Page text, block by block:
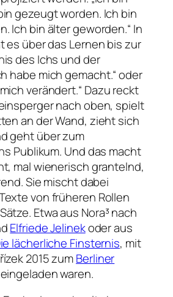
gezeugt worden. Ich bin
Ich bin älter geworden.“ In
es über das Lernen bis zur
des Ichs und der
habe mich gemacht.“oder
verändert.“ Dazu reckt
nach oben, spielt
an der Wand, zieht sich
geht über zum
Publikum. Und das macht
mal wienerisch grantelnd,
Sie mischt dabei
von früheren Rollen
Etwa aus Nora³nach
Elfriede Jelinekoder aus
lächerliche Finsternis, mit
2015 zumBerliner
eingeladen waren.